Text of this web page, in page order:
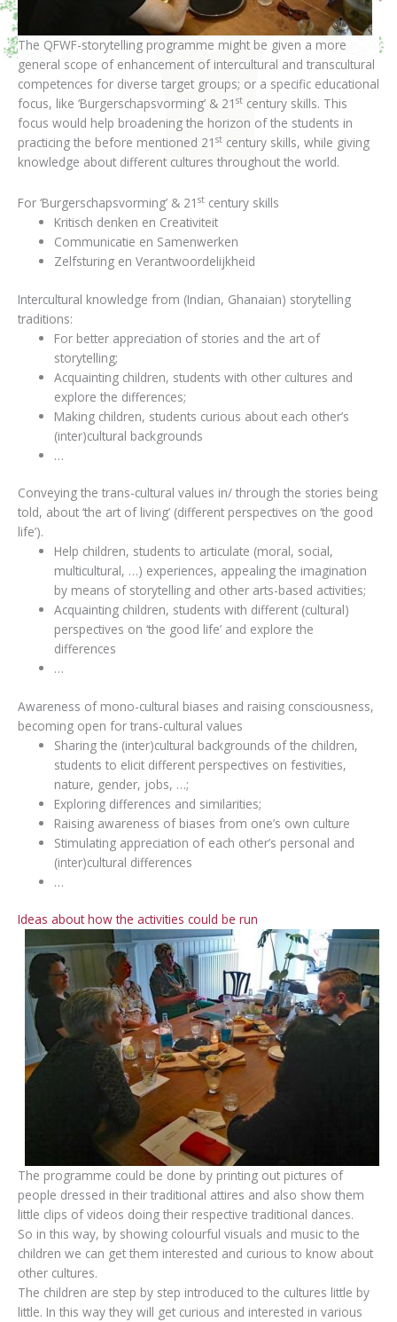
The QFWF-storytelling programme might be given a more
general scope of enhancement of intercultural and transcultural
competences for diverse target groups; or a specific educational
focus, like ‘Burgerschapsvorming’ & 21 st century skills. This
focus would help broadening the horizon of the students in
practicing the before mentioned 21 st century skills, while giving
knowledge about different cultures throughout the world.
For ‘Burgerschapsvorming’ & 21 st century skills
Kritisch denken en Creativiteit
Communicatie en Samenwerken
Zelfsturing en Verantwoordelijkheid
Intercultural knowledge from (Indian, Ghanaian) storytelling
traditions:
For better appreciation of stories and the art of
storytelling;
Acquainting children, students with other cultures and
explore the differences;
Making children, students curious about each other’s
(inter)cultural backgrounds
…
Conveying the trans-cultural values in/ through the stories being
told, about ‘the art of living’ (different perspectives on ‘the good
life’).
Help children, students to articulate (moral, social,
multicultural, …) experiences, appealing the imagination
by means of storytelling and other arts-based activities;
Acquainting children, students with different (cultural)
perspectives on ‘the good life’ and explore the
differences
…
Awareness of mono-cultural biases and raising consciousness,
becoming open for trans-cultural values
Sharing the (inter)cultural backgrounds of the children,
students to elicit different perspectives on festivities,
nature, gender, jobs, …;
Exploring differences and similarities;
Raising awareness of biases from one’s own culture
Stimulating appreciation of each other’s personal and
(inter)cultural differences
…
Ideas about how the activities could be run
The programme could be done by printing out pictures of
people dressed in their traditional attires and also show them
little clips of videos doing their respective traditional dances.
So in this way, by showing colourful visuals and music to the
children we can get them interested and curious to know about
other cultures.
The children are step by step introduced to the cultures little by
little. In this way they will get curious and interested in various